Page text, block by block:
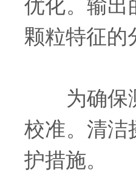
优化。输出
颗粒特征的
为确保测
校准。清洁
护措施。